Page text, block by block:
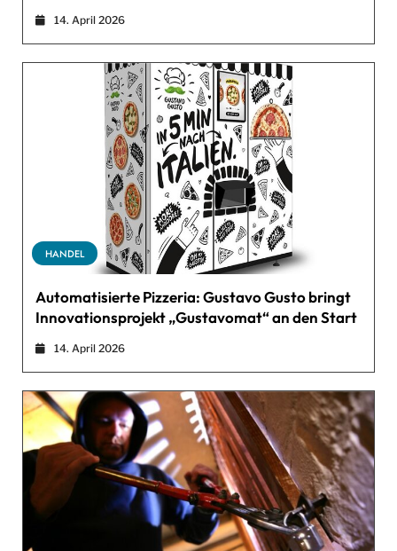
14. April 2026
HANDEL
Automatisierte Pizzeria: Gustavo Gusto bringt
Innovationsprojekt „Gustavomat“ an den Start
14. April 2026